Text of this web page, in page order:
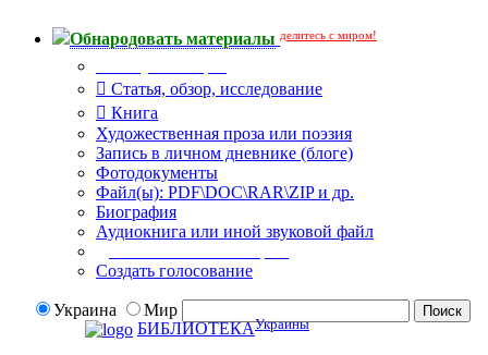
Обнародовать материалы делитесь с миром!
Статья, обзор, исследование
Книга
Художественная проза или поэзия
Запись в личном дневнике (блоге)
Фотодокументы
Файл(ы): PDF\DOC\RAR\ZIP и др.
Биография
Аудиокнига или иной звуковой файл
Создать голосование
Украина
Мир
БИБЛИОТЕКАУкраины